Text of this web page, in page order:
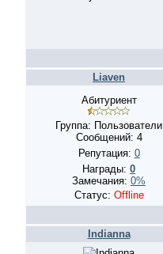
Liaven
Абитуриент
Группа: Пользователи
Сообщений: 4
Репутация: 0
Награды: 0
Замечания: 0%
Статус: Offline
Indianna